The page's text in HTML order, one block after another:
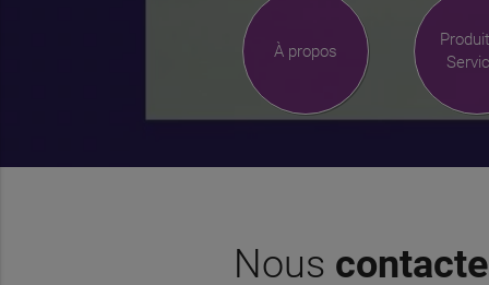
À propos
Nous